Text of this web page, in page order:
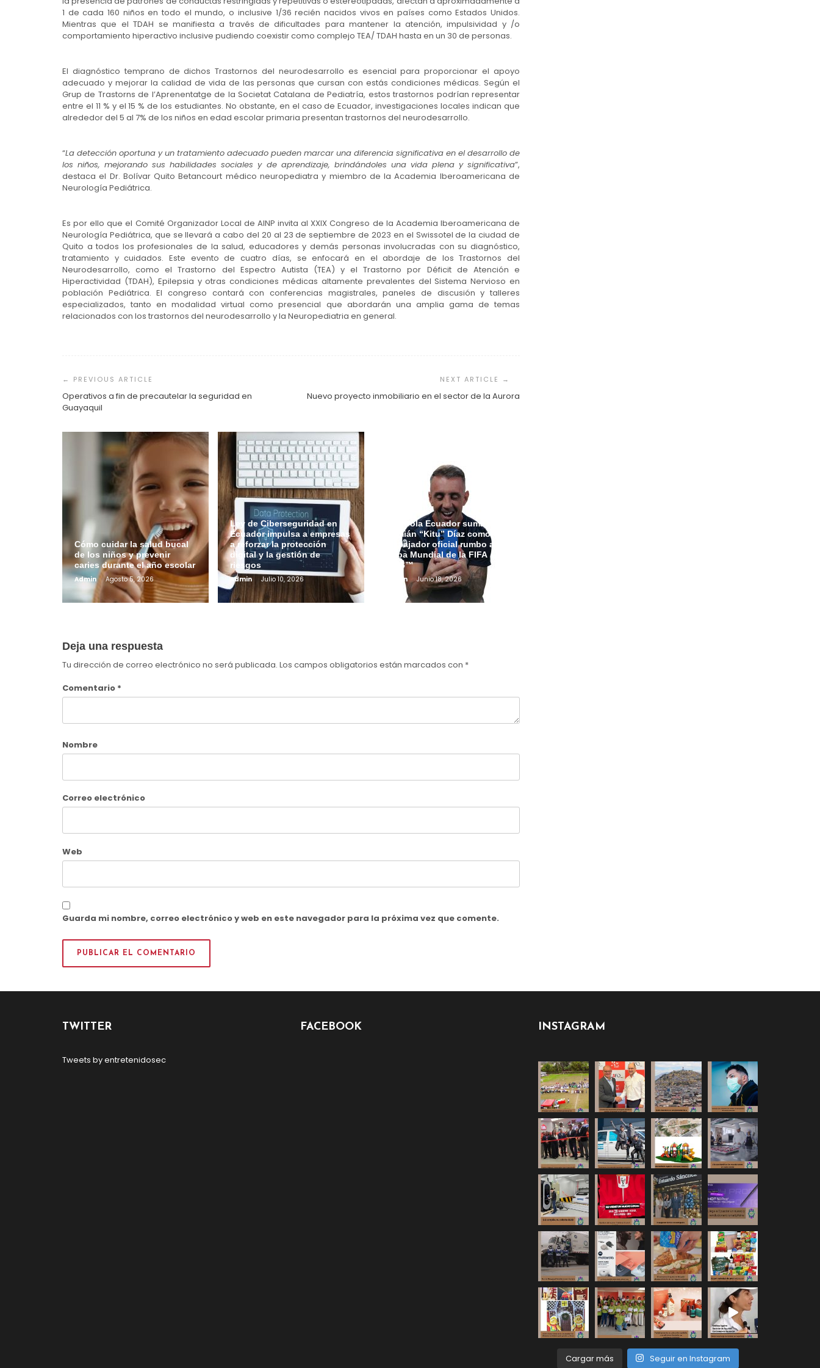
1 de cada 160 niños en todo el mundo, o inclusive 1/36 recién nacidos vivos en países como Estados Unidos.
Mientras que el TDAH se manifiesta a través de dificultades para mantener la atención, impulsividad y /o
comportamiento hiperactivo inclusive pudiendo coexistir como complejo TEA/ TDAH hasta en un 30 de personas.
El diagnóstico temprano de dichos Trastornos del neurodesarrollo es esencial para proporcionar el apoyo
adecuado y mejorar la calidad de vida de las personas que cursan con estás condiciones médicas. Según el
Grup de Trastorns de l’Aprenentatge de la Societat Catalana de Pediatría, estos trastornos podrían representar
entre el 11 % y el 15 % de los estudiantes. No obstante, en el caso de Ecuador, investigaciones locales indican que
alrededor del 5 al 7% de los niños en edad escolar primaria presentan trastornos del neurodesarrollo.
“La detección oportuna y un tratamiento adecuado pueden marcar una diferencia significativa en el desarrollo de
los niños, mejorando sus habilidades sociales y de aprendizaje, brindándoles una vida plena y significativa”,
destaca el Dr. Bolívar Quito Betancourt médico neuropediatra y miembro de la Academia Iberoamericana de
Neurología Pediátrica.
Es por ello que el Comité Organizador Local de AINP invita al XXIX Congreso de la Academia Iberoamericana de
Neurología Pediátrica, que se llevará a cabo del 20 al 23 de septiembre de 2023 en el Swissotel de la ciudad de
Quito a todos los profesionales de la salud, educadores y demás personas involucradas con su diagnóstico,
tratamiento y cuidados. Este evento de cuatro días, se enfocará en el abordaje de los Trastornos del
Neurodesarrollo, como el Trastorno del Espectro Autista (TEA) y el Trastorno por Déficit de Atención e
Hiperactividad (TDAH), Epilepsia y otras condiciones médicas altamente prevalentes del Sistema Nervioso en
población Pediátrica. El congreso contará con conferencias magistrales, paneles de discusión y talleres
especializados, tanto en modalidad virtual como presencial que abordarán una amplia gama de temas
relacionados con los trastornos del neurodesarrollo y la Neuropediatria en general.
de
entradas
Operativos a fin de precautelar la seguridad en
Guayaquil
Nuevo proyecto inmobiliario en el sector de la Aurora
Cómo cuidar la salud bucal
de los niños y prevenir
caries durante el año escolar
Admin Agosto 5, 2026
Ley de Ciberseguridad en
Ecuador impulsa a empresas
a reforzar la protección
digital y la gestión de
riesgos
Admin Julio 10, 2026
Motorola Ecuador suma a
Damián “Kitu” Díaz como
embajador oficial rumbo a la
Copa Mundial de la FIFA
2026™
Admin Junio 18, 2026
Deja una respuesta
Tu dirección de correo electrónico no será publicada. Los campos obligatorios están marcados con *
Comentario *
Nombre
Correo electrónico
Web
Guarda mi nombre, correo electrónico y web en este navegador para la próxima vez que comente.
TWITTER
Tweets by entretenidosec
FACEBOOK INSTAGRAM
Cargar más Seguir en Instagram